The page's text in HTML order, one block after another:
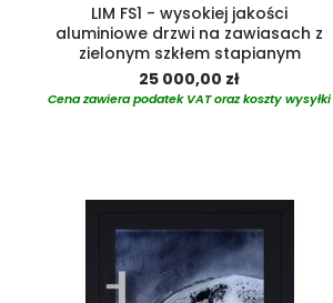
LIM FS1 - wysokiej jakości
aluminiowe drzwi na zawiasach z
zielonym szkłem stapianym
25 000,00 zł
Cena zawiera podatek VAT oraz koszty wysyłki